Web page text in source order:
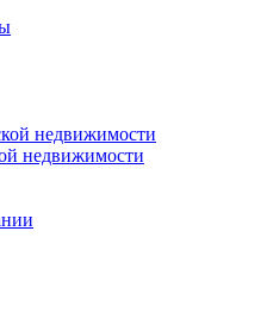
недвижимости
недвижимости